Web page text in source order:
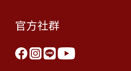
官方社群